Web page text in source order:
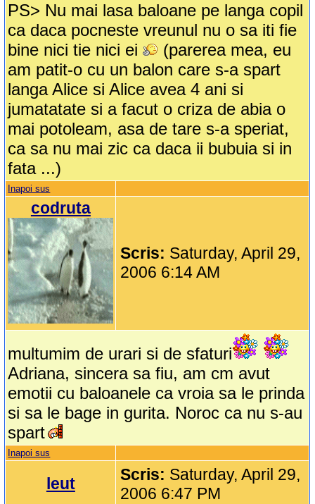
PS> Nu mai lasa baloane pe langa copil
ca daca pocneste vreunul nu o sa iti fie
bine nici tie nici ei
(parerea mea, eu
am patit-o cu un balon care s-a spart
langa Alice si Alice avea 4 ani si
jumatatate si a facut o criza de abia o
mai potoleam, asa de tare s-a speriat,
ca sa nu mai zic ca daca ii bubuia si in
fata ...)
Inapoi sus
codruta
Scris: Saturday, April 29,
2006 6:14 AM
multumim de urari si de sfaturi
Adriana, sincera sa fiu, am cm avut
emotii cu baloanele ca vroia sa le prinda
si sa le bage in gurita. Noroc ca nu s-au
spart
Inapoi sus
leut Scris: Saturday, April 29,
2006 6:47 PM